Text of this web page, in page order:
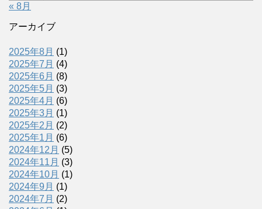
« 8月
アーカイブ
2025年8月 (1)
2025年7月 (4)
2025年6月 (8)
2025年5月 (3)
2025年4月 (6)
2025年3月 (1)
2025年2月 (2)
2025年1月 (6)
2024年12月 (5)
2024年11月 (3)
2024年10月 (1)
2024年9月 (1)
2024年7月 (2)